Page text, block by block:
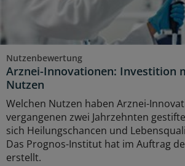
Nutzenbewertung
Arznei-Innovationen: Investition
Nutzen
Welchen Nutzen haben Arznei-
vergangenen zwei Jahrzehnten
sich Heilungschancen und
Das Prognos-Institut hat im Auftrag
erstellt.